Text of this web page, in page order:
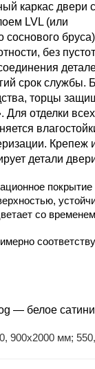
каркас двери
LVL (или
соснового
без
срок службы.
торцы
Для отделки
Крепеж
детали
покрытие
со
— белое
900х2000 мм;